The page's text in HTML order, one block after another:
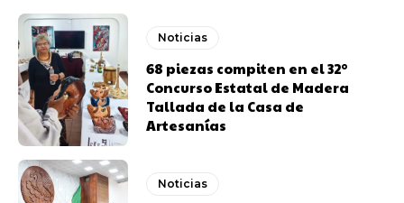
Noticias
68 piezas compiten en el 32°
Concurso Estatal de Madera
Tallada de la Casa de
Artesanías
Noticias